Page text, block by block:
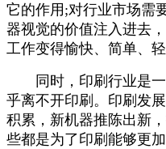
它的作用;对行业市场需
器视觉的价值注入进去
工作变得愉快、简单、轻
同时，印刷行业是一
乎离不开印刷。印刷发
积累，新机器推陈出新
些都是为了印刷能够更